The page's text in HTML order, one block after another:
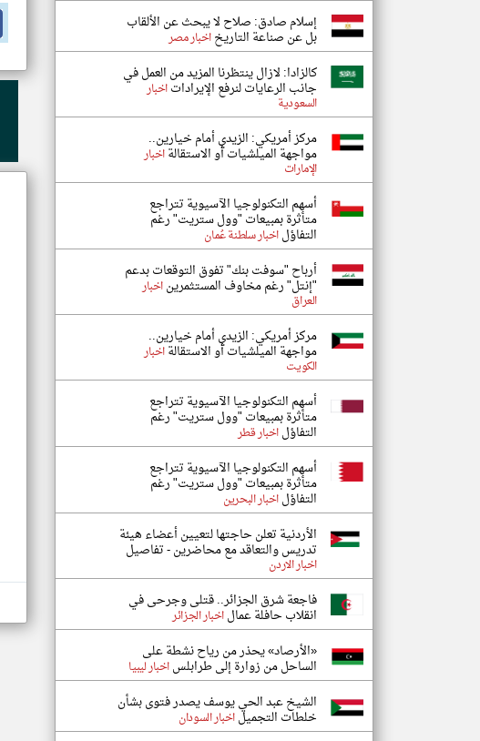
إسلام صادق: صلاح لا يبحث عن الألقاب
بل عن صناعة التاريخاخبار مصر
كالزادا: لازال ينتظرنا المزيد من العمل في
جانب الرعايات لنرفع الإيراداتاخبار
السعودية
مركز أمريكي: الزيدي أمام خيارين..
مواجهة الميلشيات أو الاستقالةاخبار
الإمارات
أسهم التكنولوجيا الآسيوية تتراجع
متأثرة بمبيعات "وول ستريت" رغم
التفاؤلاخبار سلطنة عُمان
أرباح "سوفت بنك" تفوق التوقعات بدعم
"إنتل" رغم مخاوف المستثمريناخبار
العراق
مركز أمريكي: الزيدي أمام خيارين..
مواجهة الميلشيات أو الاستقالةاخبار
الكويت
أسهم التكنولوجيا الآسيوية تتراجع
متأثرة بمبيعات "وول ستريت" رغم
التفاؤلاخبار قطر
أسهم التكنولوجيا الآسيوية تتراجع
متأثرة بمبيعات "وول ستريت" رغم
التفاؤلاخبار البحرين
الأردنية تعلن حاجتها لتعيين أعضاء هيئة
تدريس والتعاقد مع محاضرين - تفاصيل
اخبار الاردن
فاجعة شرق الجزائر.. قتلى وجرحى في
انقلاب حافلة عمالاخبار الجزائر
«الأرصاد» يحذر من رياح نشطة على
الساحل من زوارة إلى طرابلساخبار ليبيا
الشيخ عبد الحي يوسف يصدر فتوى بشأن
خلطات التجميلاخبار السودان